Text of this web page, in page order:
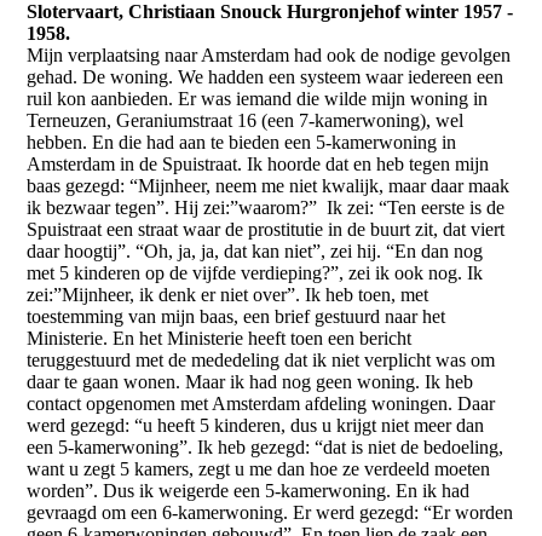
Slotervaart, Christiaan Snouck Hurgronjehof winter 1957 -
1958.
Mijn verplaatsing naar Amsterdam had ook de nodige gevolgen
gehad. De woning. We hadden een systeem waar iedereen een
ruil kon aanbieden. Er was iemand die wilde mijn woning in
Terneuzen, Geraniumstraat 16 (een 7-kamerwoning), wel
hebben. En die had aan te bieden een 5-kamerwoning in
Amsterdam in de Spuistraat. Ik hoorde dat en heb tegen mijn
baas gezegd: “Mijnheer, neem me niet kwalijk, maar daar maak
ik bezwaar tegen”. Hij zei:”waarom?” Ik zei: “Ten eerste is de
Spuistraat een straat waar de prostitutie in de buurt zit, dat viert
daar hoogtij”. “Oh, ja, ja, dat kan niet”, zei hij. “En dan nog
met 5 kinderen op de vijfde verdieping?”, zei ik ook nog. Ik
zei:”Mijnheer, ik denk er niet over”. Ik heb toen, met
toestemming van mijn baas, een brief gestuurd naar het
Ministerie. En het Ministerie heeft toen een bericht
teruggestuurd met de mededeling dat ik niet verplicht was om
daar te gaan wonen. Maar ik had nog geen woning. Ik heb
contact opgenomen met Amsterdam afdeling woningen. Daar
werd gezegd: “u heeft 5 kinderen, dus u krijgt niet meer dan
een 5-kamerwoning”. Ik heb gezegd: “dat is niet de bedoeling,
want u zegt 5 kamers, zegt u me dan hoe ze verdeeld moeten
worden”. Dus ik weigerde een 5-kamerwoning. En ik had
gevraagd om een 6-kamerwoning. Er werd gezegd: “Er worden